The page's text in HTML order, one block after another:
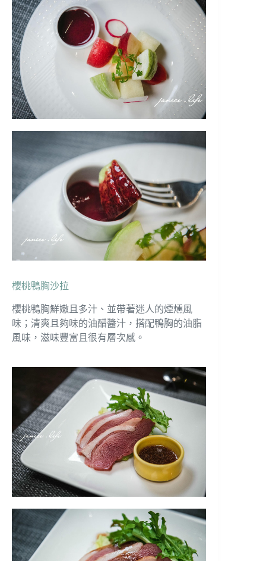
櫻桃鴨胸沙拉
櫻桃鴨胸鮮嫩且多汁、並帶著迷人的煙燻風
味；清爽且夠味的油醋醬汁，搭配鴨胸的油脂
風味，滋味豐富且很有層次感。